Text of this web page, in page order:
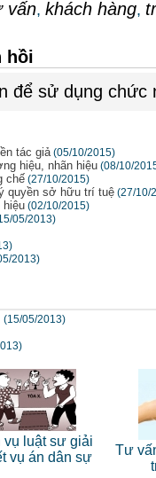
vấn, khách hàng,
hồi
để sử dụng chức
tác giả (05/10/2015)
hiệu, nhãn hiệu (08/10/
chế (27/10/2015)
quyền sở hữu trí tuệ (27/10/
(02/10/2015)
05/2013)
2013)
(15/05/2013)
vụ luật sư giải
vụ án dân sự
Tư